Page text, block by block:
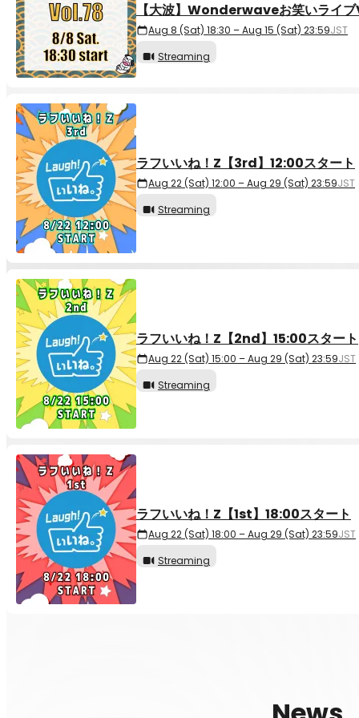
【大波】Wonderwaveお笑いライ
Aug 8 (Sat) 18:30 – Aug 15 (Sat) 23:59JST
Streaming
ラフいいね！Z【3rd】12:00スタート
Aug 22 (Sat) 12:00 – Aug 29 (Sat) 23:59JST
Streaming
ラフいいね！Z【2nd】15:00スタート
Aug 22 (Sat) 15:00 – Aug 29 (Sat) 23:59JST
Streaming
ラフいいね！Z【1st】18:00スタート
Aug 22 (Sat) 18:00 – Aug 29 (Sat) 23:59JST
Streaming